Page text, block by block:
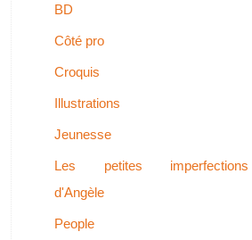
BD
Côté pro
Croquis
Illustrations
Jeunesse
Les petites imperfections
d'Angèle
People